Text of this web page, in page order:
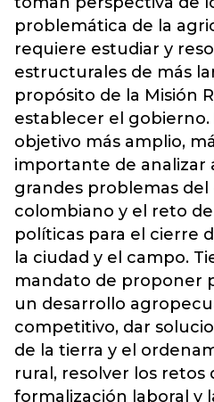
problemática de la
requiere estudiar y
estructurales de más
propósito de la Misión
establecer el gobierno.
objetivo más amplio,
importante de analizar
grandes problemas del
colombiano y el reto
políticas para el cierre
la ciudad y el campo.
mandato de proponer
un desarrollo
competitivo, dar
de la tierra y el
rural, resolver los retos
formalización laboral y